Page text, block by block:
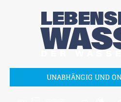
UNABHÄNGIG UND